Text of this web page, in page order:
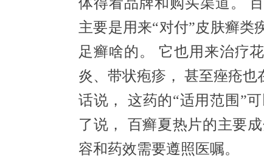
主要是用来“对付”皮肤癣类
足癣啥的。 它也用来治疗
炎、带状疱疹， 甚至痤疮也
话说， 这药的“适用范围”
了说， 百癣夏热片的主要
容和药效需要遵照医嘱。